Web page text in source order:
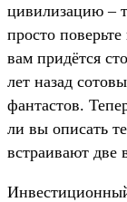
цивилизацию –
просто
вам придётся
лет назад
фантастов.
ли вы описать
встраивают две